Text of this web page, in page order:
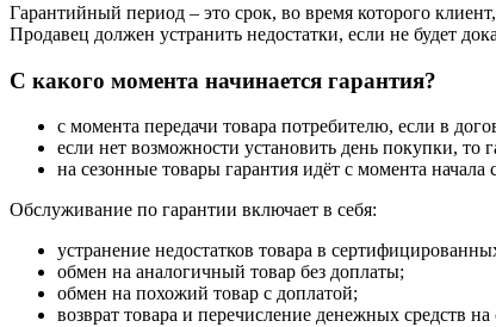
Гарантийный период – это срок, во время которого
Продавец должен устранить недостатки, если не будет
С какого момента начинается гарантия?
с момента передачи товара потребителю, если в
если нет возможности установить день покупки, то
на сезонные товары гарантия идёт с момента начала
Обслуживание по гарантии включает в себя:
устранение недостатков товара в
обмен на аналогичный товар без доплаты;
обмен на похожий товар с доплатой;
возврат товара и перечисление денежных средств на